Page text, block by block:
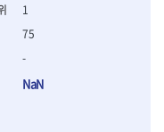
1
75
-
NaN